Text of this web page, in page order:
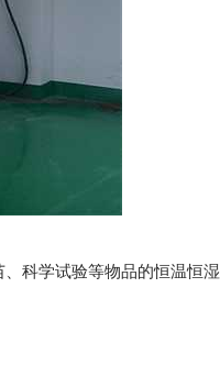
科学试验等物品的恒温恒湿